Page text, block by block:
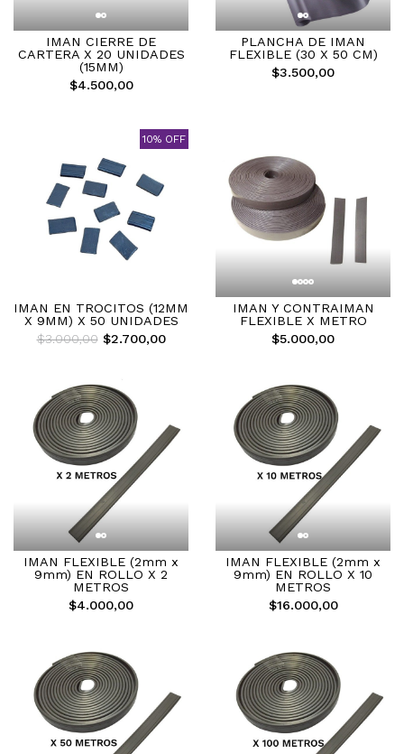
IMAN CIERRE DE
CARTERA X 20 UNIDADES
(15MM)
$4.500,00
PLANCHA DE IMAN
FLEXIBLE (30 X 50 CM)
$3.500,00
10% OFF
IMAN EN TROCITOS (12MM
X 9MM) X 50 UNIDADES
$3.000,00$2.700,00
IMAN Y CONTRAIMAN
FLEXIBLE X METRO
$5.000,00
IMAN FLEXIBLE (2mm x
9mm) EN ROLLO X 2
METROS
$4.000,00
IMAN FLEXIBLE (2mm x
9mm) EN ROLLO X 10
METROS
$16.000,00